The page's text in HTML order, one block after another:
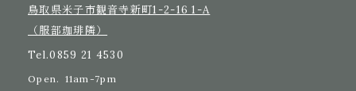
鳥取県米子市観音寺新町1-2-16 1-A
（服部珈琲隣）
Tel.0859 21 4530
Open. 11am-7pm